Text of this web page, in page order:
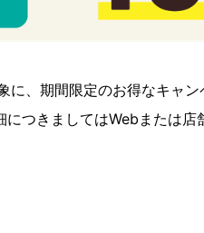
に、期間限定のお得なキャ
つきましてはWebまたは店